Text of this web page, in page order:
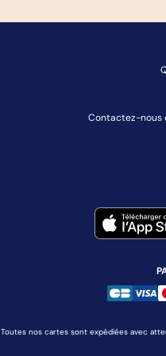
Contactez-nous
Toutes nos cartes sont expédiées avec